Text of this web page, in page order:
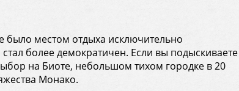
местом отдыха исключительно
более демократичен. Если вы подыскиваете
на Биоте, небольшом тихом городке в 20
Монако.